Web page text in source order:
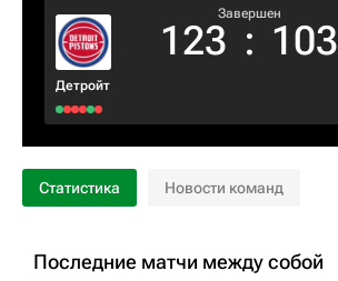
Детройт
Завершен
123 : 103
Статистика Новости команд
Последние матчи между собой